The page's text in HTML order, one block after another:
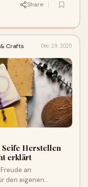
Share
Crafts Dec 29, 2025
Seife Herstellen
erklärt
an
den eigenen